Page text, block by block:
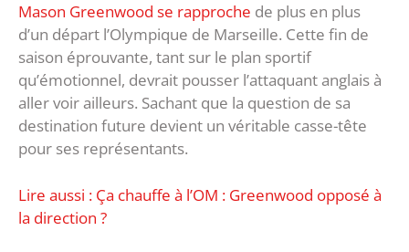
Mason Greenwood se rapproche de plus en plus
d’un départ l’Olympique de Marseille. Cette fin de
saison éprouvante, tant sur le plan sportif
qu’émotionnel, devrait pousser l’attaquant anglais à
aller voir ailleurs. Sachant que la question de sa
destination future devient un véritable casse-tête
pour ses représentants.
Lire aussi : Ça chauffe à l’OM : Greenwood opposé à
la direction ?